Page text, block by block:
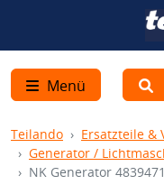
Menü
Teilando Ersatzteile &
Generator /
NK Generator 4839471